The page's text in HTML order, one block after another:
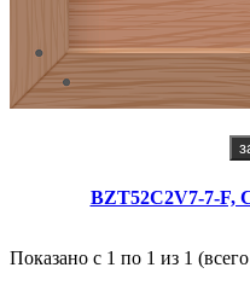
BZT52C2V7-7-F,
Показано с 1 по 1 из 1